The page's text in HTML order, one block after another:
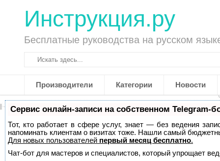
Инструкция.ру
Бесплатные руководства на русском
Производители Категории Новости
Сервис онлайн-записи на собственном Telegram-
Тот, кто работает в сфере услуг, знает — без ведения
напоминать клиентам о визитах тоже. Нашли самый
Для новых пользователей первый месяц бесплатно.
Чат-бот для мастеров и специалистов, который упрощает